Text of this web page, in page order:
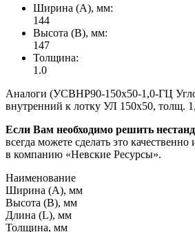
Ширина (А), мм:
144
Высота (В), мм:
147
Толщина:
1.0
Аналоги (УСВНР90-150х50-1,0-ГЦ
внутренний к лотку УЛ 150х50, толщ.
Если Вам необходимо решить
всегда можете сделать это
в компанию «Невские Ресурсы».
Наименование
Ширина (А), мм
Высота (В), мм
Длина (L), мм
Толщина, мм